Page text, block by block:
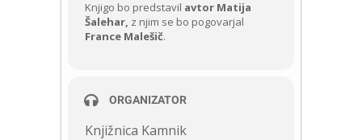
Knjigo bo predstavil avtor Matija
Šalehar, z njim se bo pogovarjal
France Malešič.
ORGANIZATOR
Knjižnica Kamnik